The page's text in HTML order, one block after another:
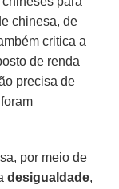
chinesa, de
critica a
de renda
precisa de
por meio de
desigualdade,